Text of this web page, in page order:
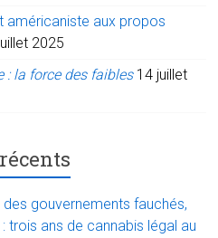
américaniste aux propos
2025
: la force des faibles 14 juillet
des gouvernements fauchés,
trois ans de cannabis légal au